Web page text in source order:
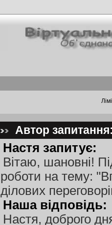
Автор
Настя запитує:
Вітаю, шановні!
роботи на тему:
ділових
Наша відповідь:
Настя, доброго